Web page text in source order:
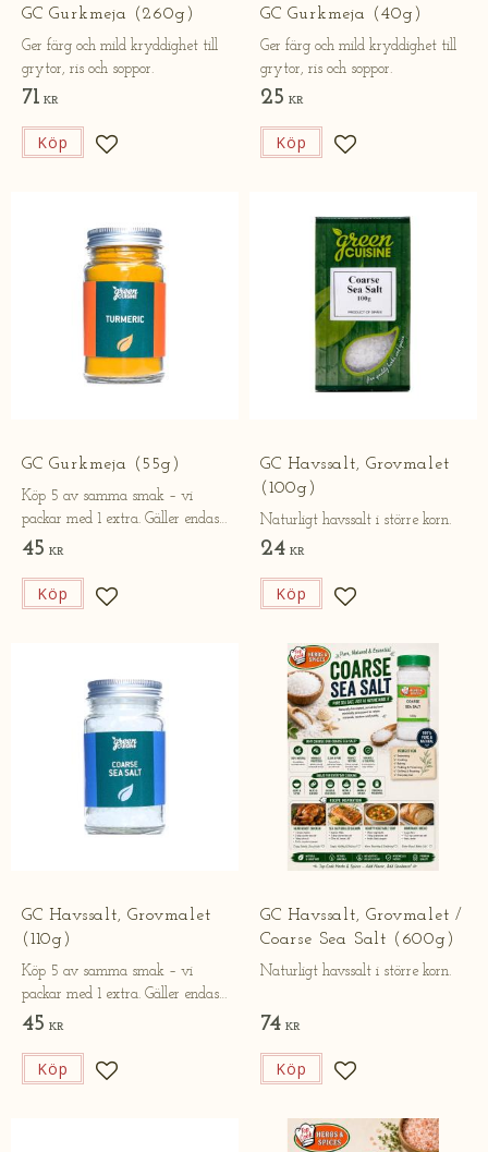
GC Gurkmeja (260g)
Ger färg och mild kryddighet till
grytor, ris och soppor.
71 KR
Lägg till i favoriter
Köp
GC Gurkmeja (40g)
Ger färg och mild kryddighet till
grytor, ris och soppor.
25 KR
Lägg till i
Köp
GC Gurkmeja (55g)
Köp 5 av samma smak – vi
packar med 1 extra. Gäller endast
online.
45 KR
Lägg till i favoriter
Köp
GC Havssalt, Grovmalet
(100g)
Naturligt havssalt i större korn.
24 KR
Lägg till i
Köp
GC Havssalt, Grovmalet
(110g)
Köp 5 av samma smak – vi
packar med 1 extra. Gäller endast
online.
45 KR
Lägg till i favoriter
Köp
GC Havssalt, Grovmalet /
Coarse Sea Salt (600g)
Naturligt havssalt i större korn.
74 KR
Lägg till i
Köp